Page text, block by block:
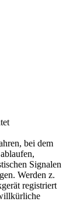
bei dem
Signalen
Werden z.
registriert